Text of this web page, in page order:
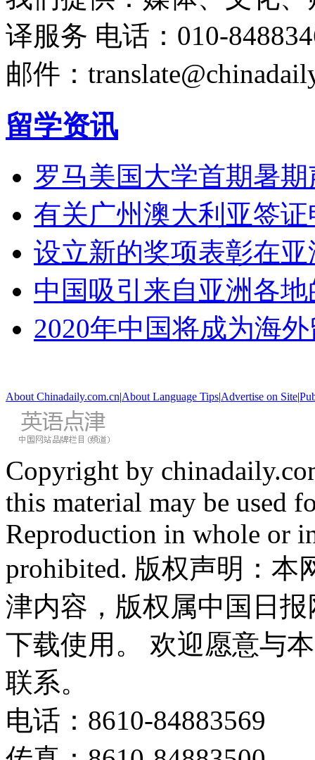
译服务 电话：010-
邮件：
留学资讯
罗马美国大学首期暑
有关广州澳大利亚签
设立新的奖项表彰在
中国吸引来自亚洲各
2020年中国将成为海
About Chinadaily.com.cn|About Language Tips|Advertise on Site|
Copyright by
this material may be used
Reproduction in whole or
prohibited. 版权声明：
津内容，版权属中国日
下载使用。 欢迎愿意与
联系。
电话：8610-84883569